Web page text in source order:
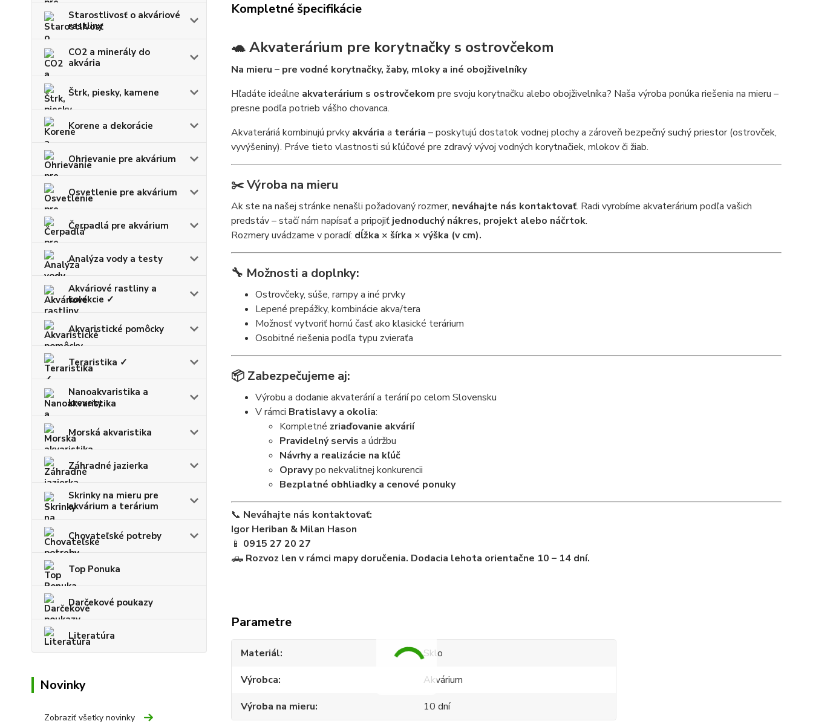
Starostlivosť o akváriové
rastliny
CO2 a minerály do
akvária
Štrk, piesky, kamene
Korene a dekorácie
Ohrievanie pre akvárium
Osvetlenie pre akvárium
Čerpadlá pre akvárium
Analýza vody a testy
Akváriové rastliny a
kolekcie ✓
Akvaristické pomôcky
Teraristika ✓
Nanoakvaristika a
krevety
Morská akvaristika
Záhradné jazierka
Skrinky na mieru pre
akvárium a terárium
Chovateľské potreby
Top Ponuka
Darčekové poukazy
Literatúra
Novinky
Zobraziť všetky novinky
Kompletné špecifikácie
🐢 Akvaterárium pre korytnačky s ostrovčekom
Na mieru – pre vodné korytnačky, žaby, mloky a iné obojživelníky
Hľadáte ideálne akvaterárium s ostrovčekom pre svoju korytnačku alebo obojživelníka? Naša výroba ponúka riešenia na mieru –
presne podľa potrieb vášho chovanca.
Akvateráriá kombinujú prvky akvária a terária – poskytujú dostatok vodnej plochy a zároveň bezpečný suchý priestor (ostrovček,
vyvýšeniny). Práve tieto vlastnosti sú kľúčové pre zdravý vývoj vodných korytnačiek, mlokov či žiab.
✂️Výroba na mieru
Ak ste na našej stránke nenašli požadovaný rozmer, neváhajte nás kontaktovať. Radi vyrobíme akvaterárium podľa vašich
predstáv – stačí nám napísať a pripojiť jednoduchý nákres, projekt alebo náčrtok.
Rozmery uvádzame v poradí: dĺžka × šírka × výška (v cm).
🔧 Možnosti a doplnky:
Ostrovčeky, súše, rampy a iné prvky
Lepené prepážky, kombinácie akva/tera
Možnosť vytvoriť hornú časť ako klasické terárium
Osobitné riešenia podľa typu zvieraťa
📦 Zabezpečujeme aj:
Výrobu a dodanie akvaterárií a terárií po celom Slovensku
V rámci Bratislavy a okolia:
Kompletné zriaďovanie akvárií
Pravidelný servis a údržbu
Návrhy a realizácie na kľúč
Opravypo nekvalitnej konkurencii
Bezplatné obhliadky a cenové ponuky
📞 Neváhajte nás kontaktovať:
Igor Heriban & Milan Hason
📱 0915 27 20 27
🛻 Rozvoz len v rámci mapy doručenia. Dodacia lehota orientačne 10 – 14 dní.
Parametre
Materiál
Sklo
Výrobca
Akvárium
Výroba na mieru
10 dní